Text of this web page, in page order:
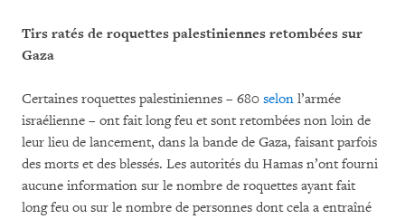
Tirs ratés de roquettes palestiniennes retombées sur
Gaza
Certaines roquettes palestiniennes – 680 selon l’armée
israélienne – ont fait long feu et sont retombées non loin de
leur lieu de lancement, dans la bande de Gaza, faisant parfois
des morts et des blessés. Les autorités du Hamas n’ont fourni
aucune information sur le nombre de roquettes ayant fait
long feu ou sur le nombre de personnes dont cela a entraîné